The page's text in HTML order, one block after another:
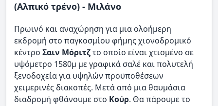
(Αλπικό τρένο) - Μιλάνο
Πρωινό και αναχώρηση για μια ολοήμερη
εκδρομή στο παγκοσμίου φήμης χιονοδρομικό
κέντρο Σαιν Μόριτζτο οποίο είναι χτισμένο σε
υψόμετρο 1580μ με γραφικά σαλέ και πολυτελή
ξενοδοχεία για υψηλών προϋποθέσεων
χειμερινές διακοπές. Μετά από μια θαυμάσια
διαδρομή φθάνουμε στο Κούρ. Θα πάρουμε το